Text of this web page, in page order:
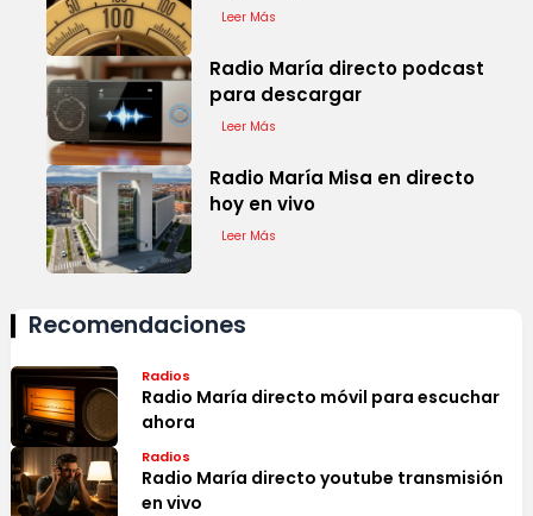
Leer Más
Radio María directo podcast
para descargar
Leer Más
Radio María Misa en directo
hoy en vivo
Leer Más
Recomendaciones
Radios
Radio María directo móvil para escuchar
ahora
Radios
Radio María directo youtube transmisión
en vivo